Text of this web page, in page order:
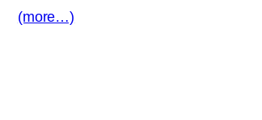
(more…)